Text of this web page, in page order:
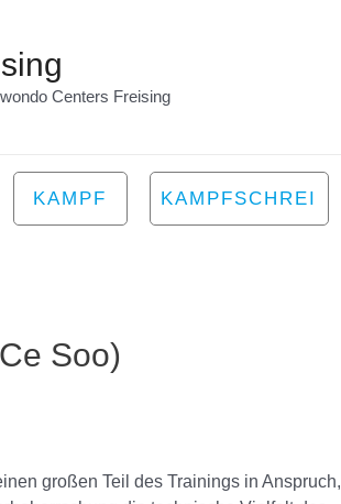
Centers Freising
KAMPF KAMPFSCHREI
Soo)
großen Teil des Trainings in Anspruch,